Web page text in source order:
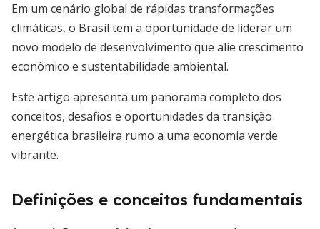
Em um cenário global de rápidas transformações
climáticas, o Brasil tem a oportunidade de liderar um
novo modelo de desenvolvimento que alie crescimento
econômico e sustentabilidade ambiental.
Este artigo apresenta um panorama completo dos
conceitos, desafios e oportunidades da transição
energética brasileira rumo a uma economia verde
vibrante.
Definições e conceitos fundamentais